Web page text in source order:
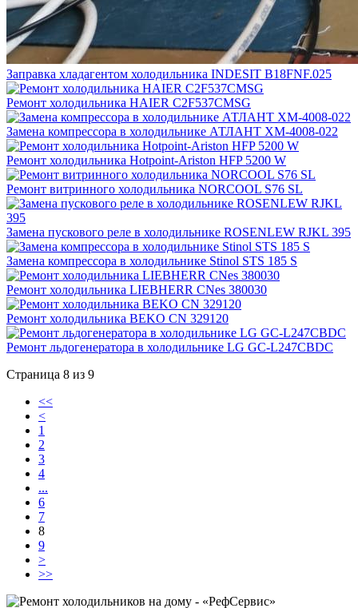
Заправка хладагентом холодильника INDESIT B18FNF.025
Ремонт холодильника HAIER C2F537CMSG
Замена компрессора в холодильнике АТЛАНТ ХМ-4008-022
Ремонт холодильника Hotpoint-Ariston HFP 5200 W
Ремонт витринного холодильника NORCOOL S76 SL
Замена пускового реле в холодильнике ROSENLEW RJKL 395
Замена компрессора в холодильнике Stinol STS 185 S
Ремонт холодильника LIEBHERR CNes 380030
Ремонт холодильника BEKO CN 329120
Ремонт льдогенератора в холодильнике LG GC-L247CBDC
Страница 8 из 9
<<
<
1
2
3
4
...
6
7
8
9
>
>>